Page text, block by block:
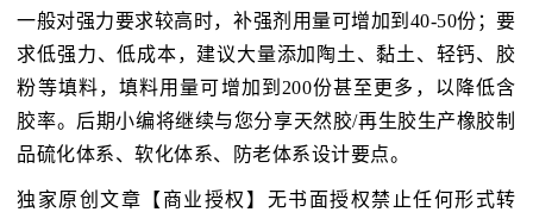
一般对强力要求较高时，补强剂用量可增加到40-50份；要
求低强力、低成本，建议大量添加陶土、黏土、轻钙、胶
粉等填料，填料用量可增加到200份甚至更多，以降低含
胶率。后期小编将继续与您分享天然胶/再生胶生产橡胶制
品硫化体系、软化体系、防老体系设计要点。
独家原创文章【商业授权】无书面授权禁止任何形式转